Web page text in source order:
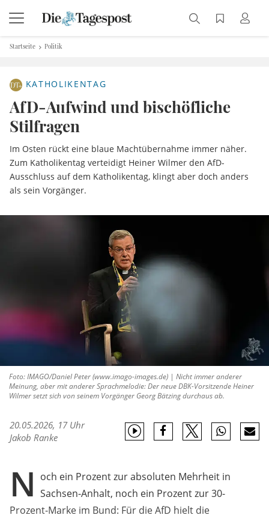
Startseite Politik
KATHOLIKENTAG
AfD-Aufwind und bischöfliche
Stilfragen
Im Osten rückt eine blaue Machtübernahme immer näher.
Zum Katholikentag verteidigt Heiner Wilmer den AfD-
Ausschluss auf dem Katholikentag, klingt aber doch anders
als sein Vorgänger.
Foto: IMAGO/Daniel Peter (www.imago-images.de) | Nicht immer anderer
Meinung, aber mit anderer Sprachmelodie: Der neue DBK-Vorsitzende Heiner
Wilmer setzt sich von seinem Vorgänger Georg Bätzing durchaus ab.
20.05.2026, 17 Uhr
Jakob Ranke
N och ein Prozent zur absoluten Mehrheit in
Sachsen-Anhalt, noch ein Prozent zur 30-
Prozent-Marke im Bund: Für die AfD hielt die